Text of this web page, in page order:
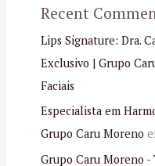
Recent
Lips Signature: Dra.
Exclusivo | Grupo
Faciais
Especialista em
Grupo Caru Moreno
Grupo Caru Moreno -